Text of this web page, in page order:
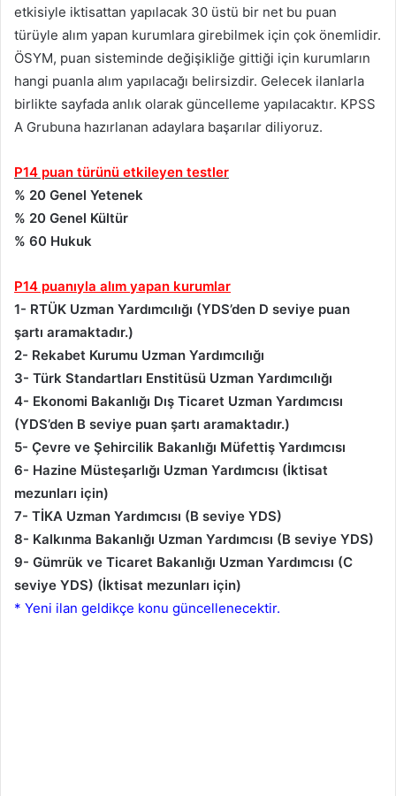
etkisiyle iktisattan yapılacak 30 üstü bir net bu puan
türüyle alım yapan kurumlara girebilmek için çok önemlidir.
ÖSYM, puan sisteminde değişikliğe gittiği için kurumların
hangi puanla alım yapılacağı belirsizdir. Gelecek ilanlarla
birlikte sayfada anlık olarak güncelleme yapılacaktır. KPSS
A Grubuna hazırlanan adaylara başarılar diliyoruz.
P14 puan türünü etkileyen testler
% 20 Genel Yetenek
% 20 Genel Kültür
% 60 Hukuk
P14 puanıyla alım yapan kurumlar
1- RTÜK Uzman Yardımcılığı (YDS’den D seviye puan
şartı aramaktadır.)
2- Rekabet Kurumu Uzman Yardımcılığı
3- Türk Standartları Enstitüsü Uzman Yardımcılığı
4- Ekonomi Bakanlığı Dış Ticaret Uzman Yardımcısı
(YDS’den B seviye puan şartı aramaktadır.)
5- Çevre ve Şehircilik Bakanlığı Müfettiş Yardımcısı
6- Hazine Müsteşarlığı Uzman Yardımcısı (İktisat
mezunları için)
7- TİKA Uzman Yardımcısı (B seviye YDS)
8- Kalkınma Bakanlığı Uzman Yardımcısı (B seviye YDS)
9- Gümrük ve Ticaret Bakanlığı Uzman Yardımcısı (C
seviye YDS) (İktisat mezunları için)
* Yeni ilan geldikçe konu güncellenecektir.